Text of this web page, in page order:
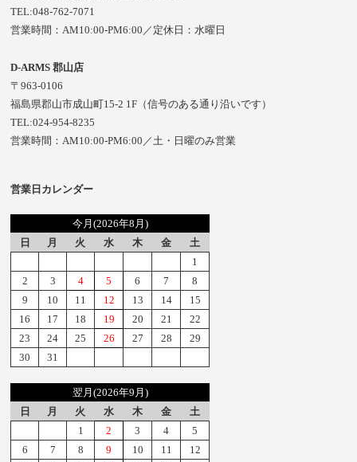
TEL:048-762-7071
営業時間：AM10:00-PM6:00／定休日：水曜日
D-ARMS 郡山店
〒963-0106
福島県郡山市成山町15-2 1F（信号のある通り沿いです）
TEL:024-954-8235
営業時間：AM10:00-PM6:00／土・日曜のみ営業
営業日カレンダー
今月(2026年8月)
日
月 火 水 木 金
土
1
2
3 4 5 6 7
8
9
10 11 12 13 14
15
16
17 18 19 20 21
22
23
24 25 26 27 28
29
30
31
翌月(2026年9月)
日
月 火 水 木 金
土
1
2 3 4
5
6
7 8 9 10 11
12